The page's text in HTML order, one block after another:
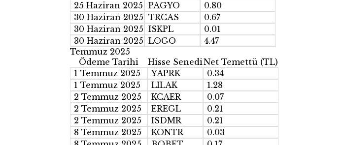
25 Haziran 2025 PAGYO
0.80
30 Haziran 2025 TRCAS
0.67
30 Haziran 2025 ISKPL
0.01
30 Haziran 2025 LOGO
4.47
Temmuz 2025
Ödeme Tarihi
Hisse SenediNet Temettü (TL)
1 Temmuz 2025
YAPRK
0.34
1 Temmuz 2025
LILAK
1.28
2 Temmuz 2025
KCAER
0.07
2 Temmuz 2025
EREGL
0.21
2 Temmuz 2025
ISDMR
0.21
8 Temmuz 2025
KONTR
0.03